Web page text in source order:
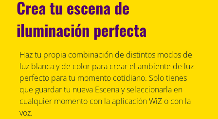
Crea tu escena de
iluminación perfecta
Haz tu propia combinación de distintos modos de
luz blanca y de color para crear el ambiente de luz
perfecto para tu momento cotidiano. Solo tienes
que guardar tu nueva Escena y seleccionarla en
cualquier momento con la aplicación WiZ o con la
voz.